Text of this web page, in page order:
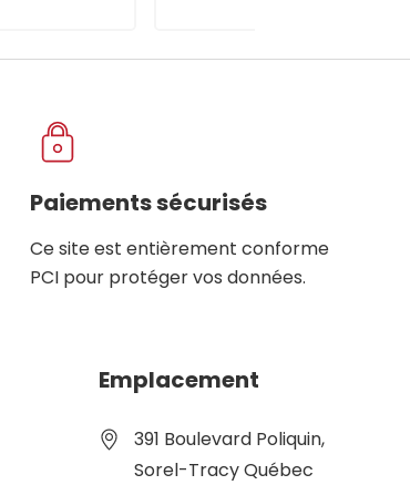
Paiements sécurisés
Ce site est entièrement conforme
PCI pour protéger vos données.
Emplacement
391 Boulevard Poliquin,
Sorel-Tracy Québec